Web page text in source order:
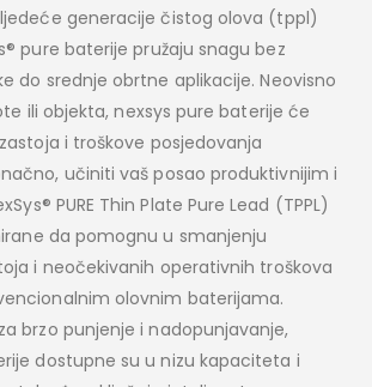
generacije čistog olova (tppl)
pure baterije pružaju snagu bez
do srednje obrtne aplikacije. Neovisno
ili objekta, nexsys pure baterije će
i troškove posjedovanja
učiniti vaš posao produktivnijim i
PURE Thin Plate Pure Lead (TPPL)
da pomognu u smanjenju
i neočekivanih operativnih troškova
olovnim baterijama.
brzo punjenje i nadopunjavanje,
dostupne su u nizu kapaciteta i